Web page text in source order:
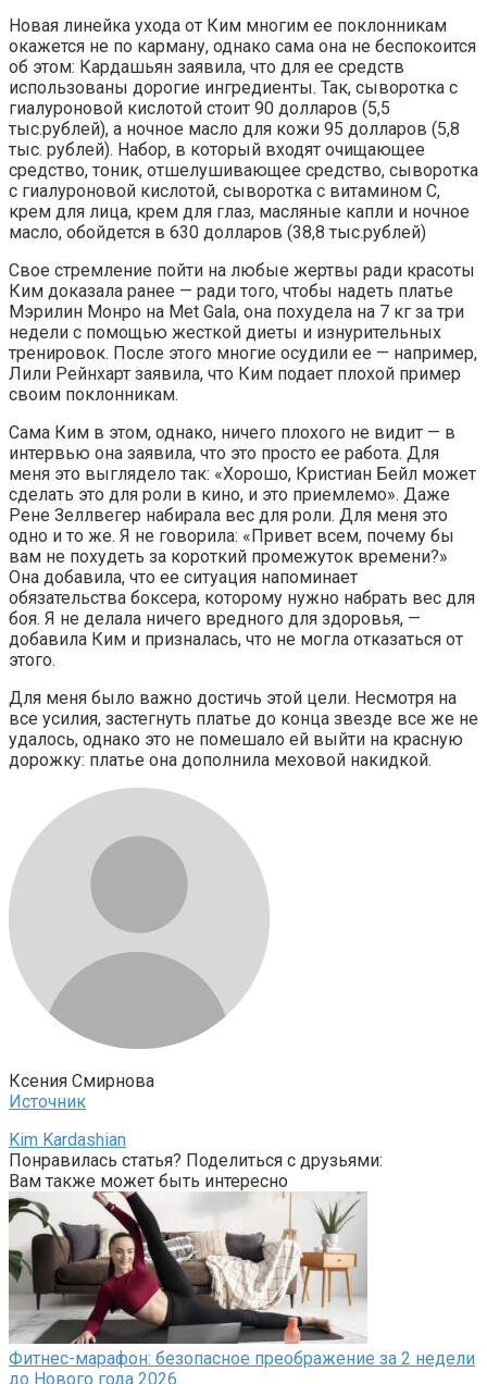
Новая линейка ухода от Ким многим ее поклонникам
окажется не по карману, однако сама она не беспокоится
об этом: Кардашьян заявила, что для ее средств
использованы дорогие ингредиенты. Так, сыворотка с
гиалуроновой кислотой стоит 90 долларов (5,5
тыс.рублей), а ночное масло для кожи 95 долларов (5,8
тыс. рублей). Набор, в который входят очищающее
средство, тоник, отшелушивающее средство, сыворотка
с гиалуроновой кислотой, сыворотка с витамином С,
крем для лица, крем для глаз, масляные капли и ночное
масло, обойдется в 630 долларов (38,8 тыс.рублей)
Свое стремление пойти на любые жертвы ради красоты
Ким доказала ранее — ради того, чтобы надеть платье
Мэрилин Монро на Met Gala, она похудела на 7 кг за три
недели с помощью жесткой диеты и изнурительных
тренировок. После этого многие осудили ее — например,
Лили Рейнхарт заявила, что Ким подает плохой пример
своим поклонникам.
Сама Ким в этом, однако, ничего плохого не видит — в
интервью она заявила, что это просто ее работа. Для
меня это выглядело так: «Хорошо, Кристиан Бейл может
сделать это для роли в кино, и это приемлемо». Даже
Рене Зеллвегер набирала вес для роли. Для меня это
одно и то же. Я не говорила: «Привет всем, почему бы
вам не похудеть за короткий промежуток времени?»
Она добавила, что ее ситуация напоминает
обязательства боксера, которому нужно набрать вес для
боя. Я не делала ничего вредного для здоровья, —
добавила Ким и призналась, что не могла отказаться от
этого.
Для меня было важно достичь этой цели. Несмотря на
все усилия, застегнуть платье до конца звезде все же не
удалось, однако это не помешало ей выйти на красную
дорожку: платье она дополнила меховой накидкой.
Ксения Смирнова
Источник
Kim Kardashian
Понравилась статья? Поделиться с друзьями:
Вам также может быть интересно
Фитнес-марафон: безопасное преображение за 2 недели
до Нового года 2026